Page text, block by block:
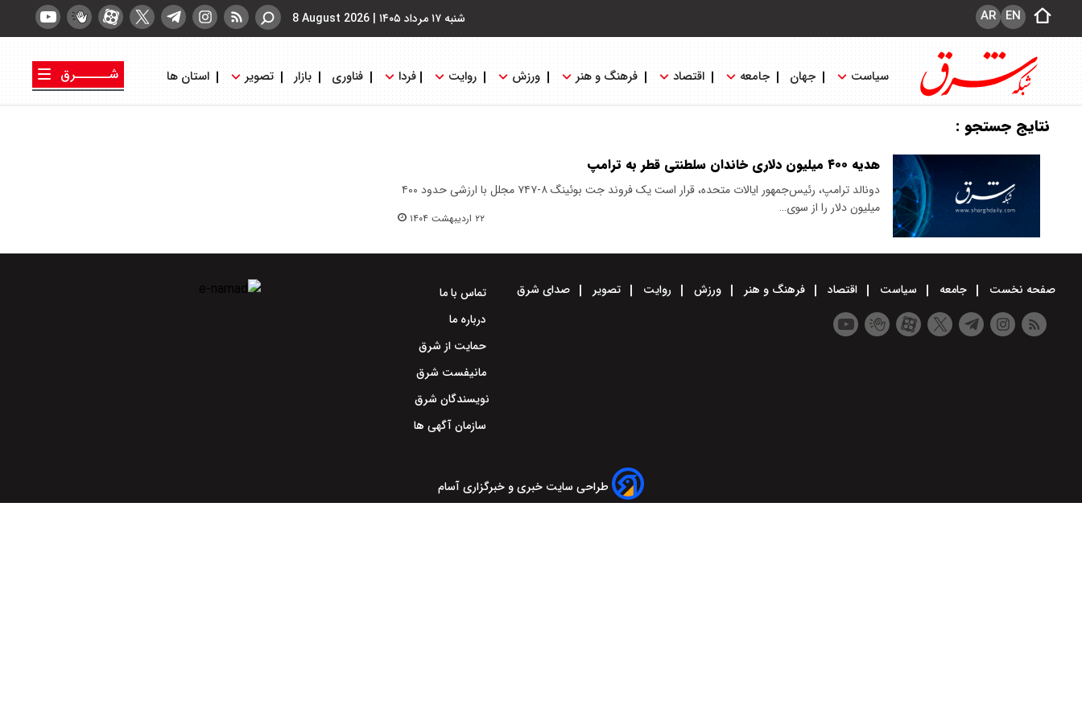
شنبه ۱۷ مرداد ۱۴۰۵ |
8 August 2026 EN
AR
سیاست جهان جامعه اقتصاد فرهنگ و هنر ورزش روایت فردا فناوری بازار تصویر استان ها
شــــــرق
نتایج جستجو :
هدیه ۴۰۰ میلیون دلاری خاندان سلطنتی قطر به ترامپ
دونالد ترامپ، رئیس‌جمهور ایالات متحده، قرار است یک فروند جت بوئینگ ۸-۷۴۷ مجلل با ارزشی حدود ۴۰۰
میلیون دلار را از سوی…
۲۲ اردیبهشت ۱۴۰۴
صفحه نخست جامعه سیاست اقتصاد فرهنگ و هنر ورزش روایت تصویر صدای شرق
تماس با ما
درباره ما
حمایت از شرق
مانیفست شرق
نویسندگان شرق
سازمان آگهی ها
طراحی سایت خبری و خبرگزاری آسام